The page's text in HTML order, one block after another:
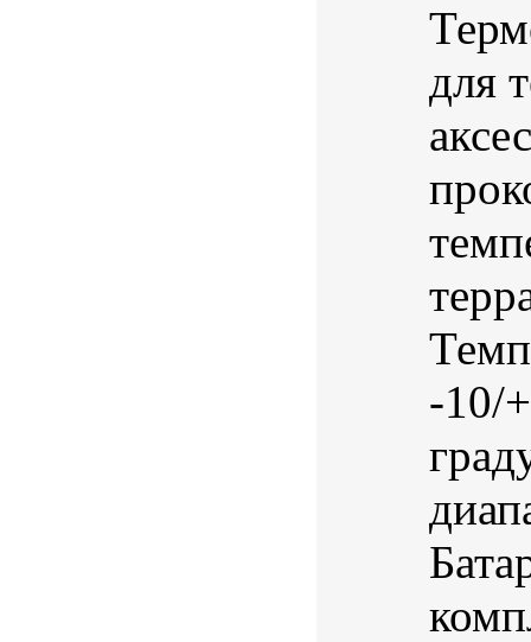
для
-10/